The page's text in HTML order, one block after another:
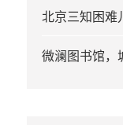
北京三知困难
微澜图书馆，